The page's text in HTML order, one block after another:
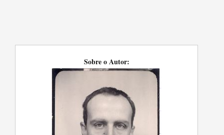
Sobre o Autor: